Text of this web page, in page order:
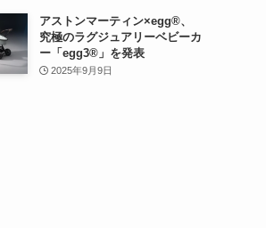
アストンマーティン×egg®、
究極のラグジュアリーベビーカ
ー「egg3®」を発表
2025年9月9日